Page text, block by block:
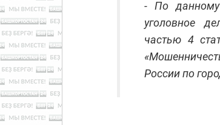
- По данному
уголовное
частью 4
России по